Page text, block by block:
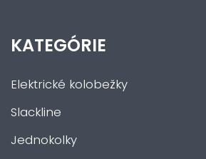
KATEGÓRIE
Elektrické kolobežky
Slackline
Jednokolky